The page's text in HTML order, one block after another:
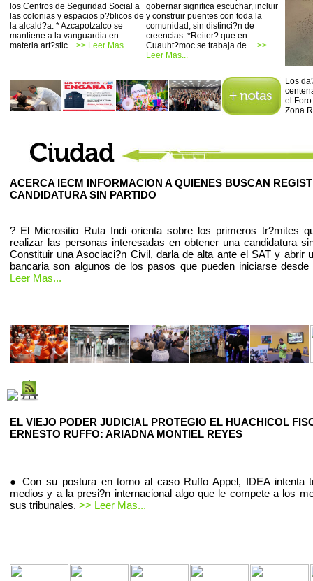
los Centros de Seguridad Social a
las colonias y espacios p?blicos de
la alcald?a. * Azcapotzalco se
mantiene a la vanguardia en
materia art?stic... >> Leer Mas...
gobernar significa escuchar, incluir
y construir puentes con toda la
comunidad, sin distinci?n de
creencias. *Reiter? que en
Cuauht?moc se trabaja de ... >>
Leer Mas...
Los
el
Zona
ACERCA IECM INFORMACION A QUIENES BUSCAN
CANDIDATURA SIN PARTIDO
? El Micrositio Ruta Indi orienta sobre los primeros tr?mites
realizar las personas interesadas en obtener una candidatura
Constituir una Asociaci?n Civil, darla de alta ante el SAT y abrir
bancaria son algunos de los pasos que pueden iniciarse
Leer Mas...
EL VIEJO PODER JUDICIAL PROTEGIO EL HUACHICOL
ERNESTO RUFFO: ARIADNA MONTIEL REYES
● Con su postura en torno al caso Ruffo Appel, IDEA intenta
medios y a la presi?n internacional algo que le compete a los
sus tribunales. >> Leer Mas...